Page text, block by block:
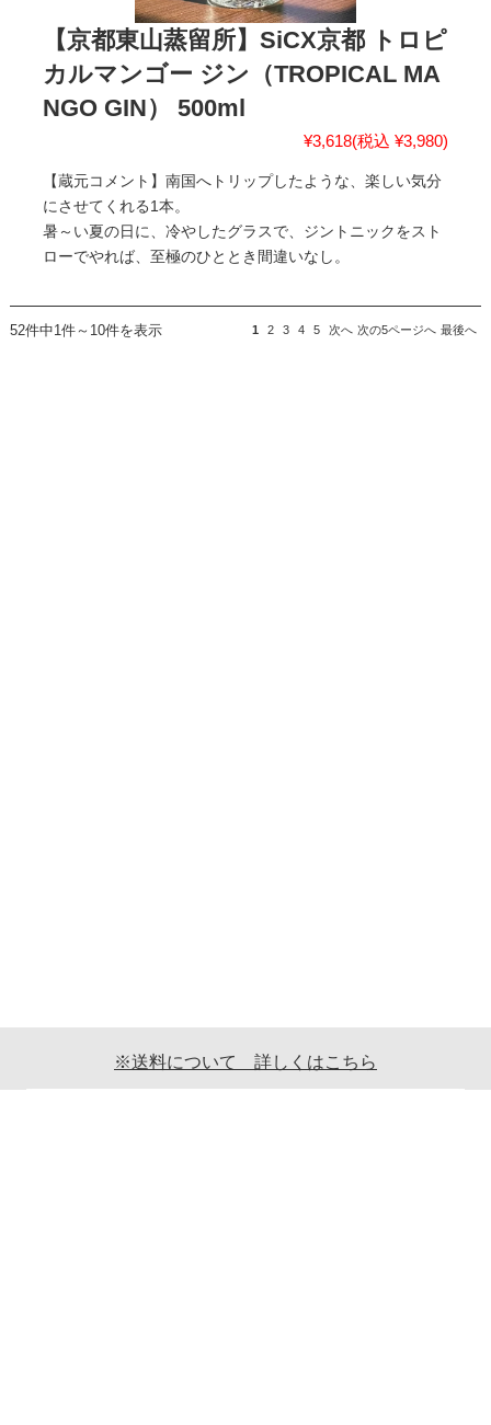
【京都東山蒸留所】SiCX京都 トロピ
カルマンゴー ジン（TROPICAL MA
NGO GIN） 500ml
¥3,618(税込 ¥3,980)
【蔵元コメント】南国へトリップしたような、楽しい気分
にさせてくれる1本。
暑～い夏の日に、冷やしたグラスで、ジントニックをスト
ローでやれば、至極のひととき間違いなし。
52件中1件～10件を表示 1 2 3 4 5 次へ 次の5ページへ 最後へ
※送料について 詳しくはこちら